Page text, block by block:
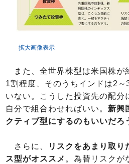
拡大画像表示
また、全世界株型は米国株が
1割程度、そのうちインドは2～
いない。こうした投資先の配分
自分で組合わせればいい。 新興
クティブ型にするのもいいだろ
さらに、
リスクをあまり取り
ス型がオススメ 。為替リスクが